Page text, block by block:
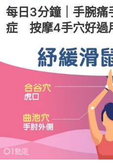
每日3分鐘｜手腕痛
症 按摩4手穴好過